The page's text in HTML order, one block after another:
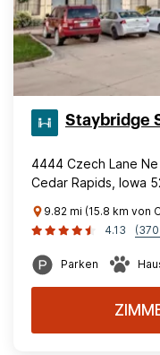
Staybridge
4444 Czech Lane Ne
Cedar Rapids, Iowa
9.82 mi (15.8 km von
4.13
Parken